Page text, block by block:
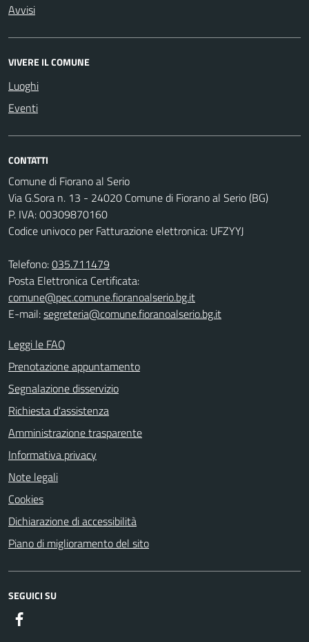
Avvisi
VIVERE IL COMUNE
Luoghi
Eventi
CONTATTI
Comune di Fiorano al Serio
Via G.Sora n. 13 - 24020 Comune di Fiorano al Serio (BG)
P. IVA: 00309870160
Codice univoco per Fatturazione elettronica: UFZYYJ
Telefono:035.711479
Posta Elettronica Certificata:
comune@pec.comune.fioranoalserio.bg.it
E-mail:segreteria@comune.fioranoalserio.bg.it
Leggi le FAQ
Prenotazione appuntamento
Segnalazione disservizio
Richiesta d'assistenza
Amministrazione trasparente
Informativa privacy
Note legali
Cookies
Dichiarazione di accessibilità
Piano di miglioramento del sito
SEGUICI SU